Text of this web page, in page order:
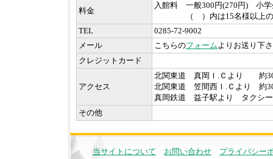
料金
入館料 一般300円(270円) 小学
（ ）内は15名様以上の
TEL
0285-72-9002
メール
こちらのフォームよりお送り下
クレジットカード
アクセス
北関東道 真岡Ｉ.Ｃより 約
北関東道 笠間西Ｉ.Ｃより 約
真岡鉄道 益子駅より タクシー
その他
当サイトについて お問い合わせ プライバシー